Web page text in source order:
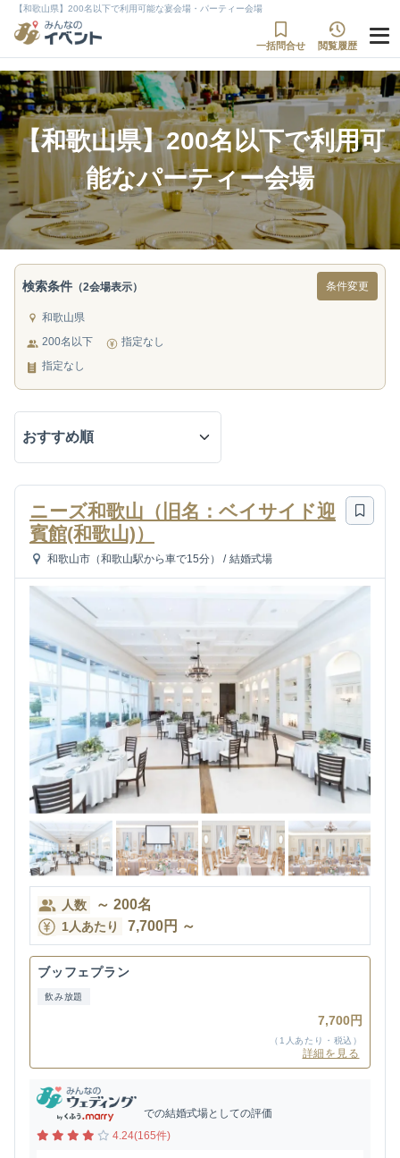
【和歌山県】200名以下で利用可能な宴会場・パーティー会場
一括問合せ 閲覧履歴
【和歌山県】200名以下で利用可
能なパーティー会場
検索条件 （2会場表示） 条件変更
和歌山県
200名以下
指定なし
指定なし
ニーズ和歌山（旧名：ベイサイド迎
賓館(和歌山)）
和歌山市（和歌山駅から車で15分） / 結婚式場
人数 ～ 200名
1人あたり 7,700円 ～
ブッフェプラン
飲み放題
7,700円
（1人あたり・税込）
詳細を見る
での結婚式場としての評価
4.24(165件)